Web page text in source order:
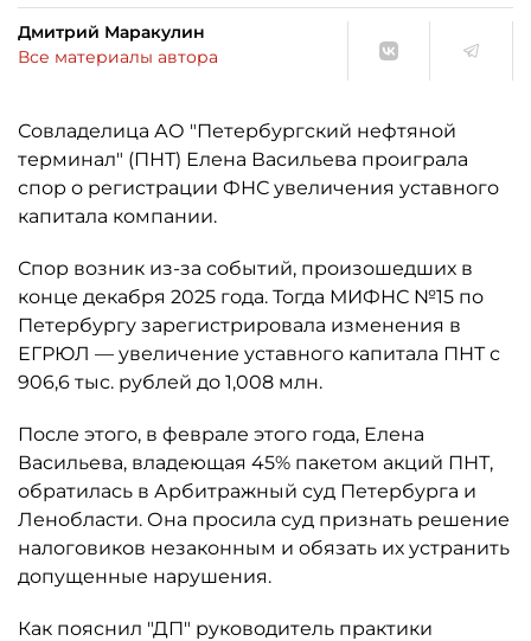
Дмитрий Маракулин
Все материалы автора
Совладелица АО "Петербургский нефтяной
терминал" (ПНТ) Елена Васильева проиграла
спор о регистрации ФНС увеличения уставного
капитала компании.
Спор возник из-за событий, произошедших в
конце декабря 2025 года. Тогда МИФНС №15 по
Петербургу зарегистрировала изменения в
ЕГРЮЛ — увеличение уставного капитала ПНТ с
906,6 тыс. рублей до 1,008 млн.
После этого, в феврале этого года, Елена
Васильева, владеющая 45% пакетом акций ПНТ,
обратилась в Арбитражный суд Петербурга и
Ленобласти. Она просила суд признать решение
налоговиков незаконным и обязать их устранить
допущенные нарушения.
Как пояснил "ДП" руководитель практики